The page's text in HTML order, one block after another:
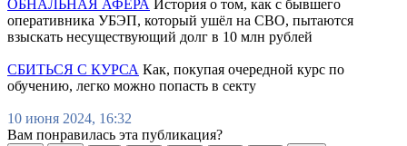
ОБНАЛЬНАЯ АФЁРА История о том, как с бывшего
оперативника УБЭП, который ушёл на СВО, пытаются
взыскать несуществующий долг в 10 млн рублей
СБИТЬСЯ С КУРСА Как, покупая очередной курс по
обучению, легко можно попасть в секту
10 июня 2024, 16:32
Вам понравилась эта публикация?